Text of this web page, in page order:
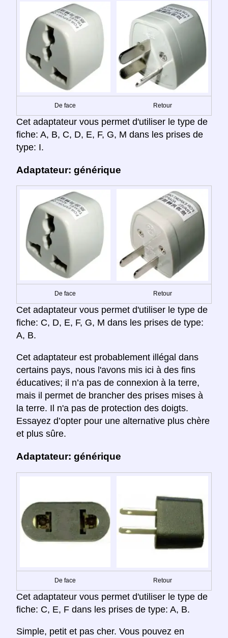
De face Retour
Cet adaptateur vous permet d'utiliser le type de
fiche: A, B, C, D, E, F, G, M dans les prises de
type: I.
Adaptateur: générique
De face Retour
Cet adaptateur vous permet d'utiliser le type de
fiche: C, D, E, F, G, M dans les prises de type:
A, B.
Cet adaptateur est probablement illégal dans
certains pays, nous l'avons mis ici à des fins
éducatives; il n’a pas de connexion à la terre,
mais il permet de brancher des prises mises à
la terre. Il n'a pas de protection des doigts.
Essayez d’opter pour une alternative plus chère
et plus sûre.
Adaptateur: générique
De face Retour
Cet adaptateur vous permet d'utiliser le type de
fiche: C, E, F dans les prises de type: A, B.
Simple, petit et pas cher. Vous pouvez en